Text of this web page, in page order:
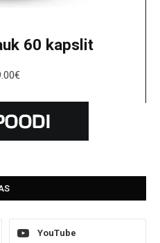
60 kapslit
€
YouTube